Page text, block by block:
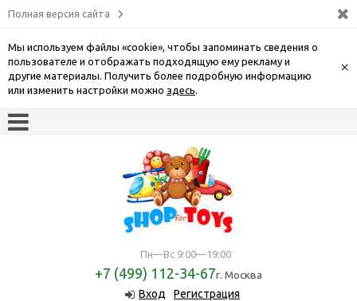
Полная версия сайта
Мы используем файлы «cookie», чтобы запоминать сведения о
пользователе и отображать подходящую ему рекламу и
другие материалы. Получить более подробную информацию
или изменить настройки можно здесь.
×
Пн—Вс 9:00—19:00
+7 (499) 112-34-67г. Москва
Вход
Регистрация